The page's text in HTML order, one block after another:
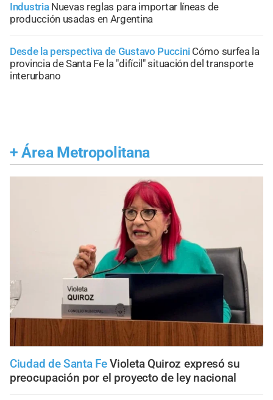
Industria Nuevas reglas para importar líneas de
producción usadas en Argentina
Desde la perspectiva de Gustavo Puccini Cómo surfea la
provincia de Santa Fe la "difícil" situación del transporte
interurbano
+ Área Metropolitana
Ciudad de Santa Fe Violeta Quiroz expresó su
preocupación por el proyecto de ley nacional